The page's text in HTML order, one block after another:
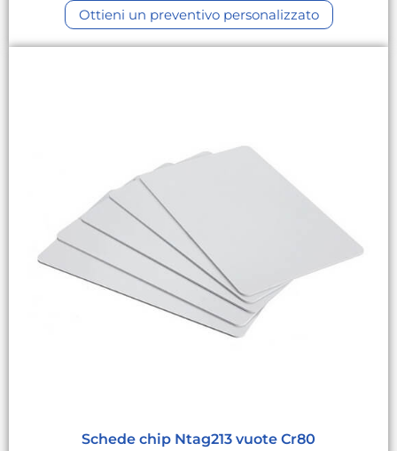
Ottieni un preventivo personalizzato
Schede chip Ntag213 vuote Cr80